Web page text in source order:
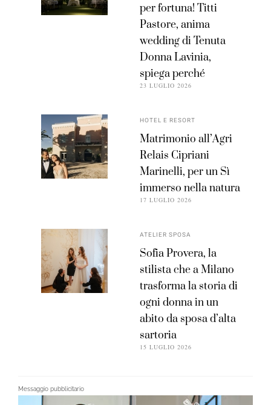
per fortuna! Titti
Pastore, anima
wedding di Tenuta
Donna Lavinia,
spiega perché
23 LUGLIO 2026
HOTEL E RESORT
Matrimonio all’Agri
Relais Cipriani
Marinelli, per un Sì
immerso nella natura
17 LUGLIO 2026
ATELIER SPOSA
Sofia Provera, la
stilista che a Milano
trasforma la storia di
ogni donna in un
abito da sposa d’alta
sartoria
15 LUGLIO 2026
Messaggio pubblicitario